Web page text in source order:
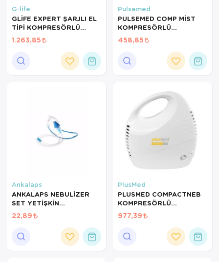
G-life
GLİFE EXPERT ŞARJLI EL
TİPİ KOMPRESÖRLÜ
NEBULİZATÖR
1.263,85
Pulsemed
PULSEMED COMP MİST
KOMPRESÖRLÜ
NEBULİZATÖR RJ-301
458,85
Ankalaps
ANKALAPS NEBULİZER
SET YETİŞKİN
(NEBULSET)
22,89
PlusMed
PLUSMED COMPACTNEB
KOMPRESÖRLÜ
NEBULİZATÖR
977,39